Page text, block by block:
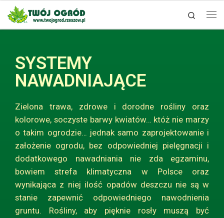
Skip to content Search
SYSTEMY
NAWADNIAJĄCE
Zielona trawa, zdrowe i dorodne rośliny oraz
kolorowe, soczyste barwy kwiatów… któż nie marzy
o takim ogrodzie… jednak samo zaprojektowanie i
założenie ogrodu, bez odpowiedniej pielęgnacji i
dodatkowego nawadniania nie zda egzaminu,
bowiem strefa klimatyczna w Polsce oraz
wynikająca z niej ilość opadów deszczu nie są w
stanie zapewnić odpowiedniego nawodnienia
gruntu. Rośliny, aby pięknie rosły muszą być